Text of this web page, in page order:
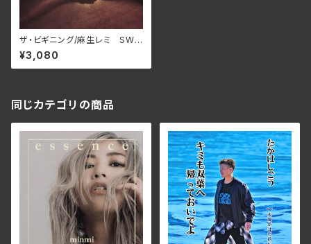
ザ・ビギニング/麻生レミ SWA
X-99C(仕様:SHM-CD)
¥3,080
同じカテゴリの商品